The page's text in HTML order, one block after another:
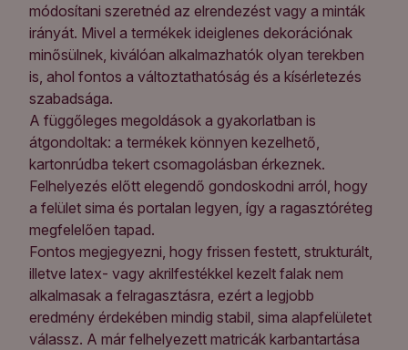
módosítani szeretnéd az elrendezést vagy a minták
irányát. Mivel a termékek ideiglenes dekorációnak
minősülnek, kiválóan alkalmazhatók olyan terekben
is, ahol fontos a változtathatóság és a kísérletezés
szabadsága.
A függőleges megoldások a gyakorlatban is
átgondoltak: a termékek könnyen kezelhető,
kartonrúdba tekert csomagolásban érkeznek.
Felhelyezés előtt elegendő gondoskodni arról, hogy
a felület sima és portalan legyen, így a ragasztóréteg
megfelelően tapad.
Fontos megjegyezni, hogy frissen festett, strukturált,
illetve latex- vagy akrilfestékkel kezelt falak nem
alkalmasak a felragasztásra, ezért a legjobb
eredmény érdekében mindig stabil, sima alapfelületet
válassz. A már felhelyezett matricák karbantartása